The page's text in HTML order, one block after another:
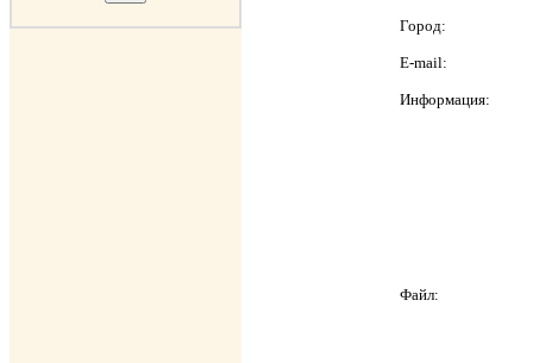
Город:
E-mail:
Информация:
Файл: